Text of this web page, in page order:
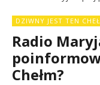
DZIWNY JEST TEN
Radio
Chełm?